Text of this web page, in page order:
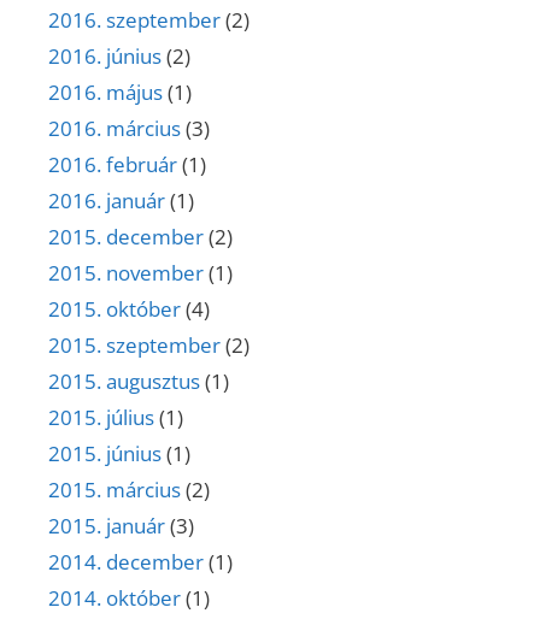
2016. szeptember(2)
2016. június(2)
2016. május(1)
2016. március(3)
2016. február(1)
2016. január(1)
2015. december(2)
2015. november(1)
2015. október(4)
2015. szeptember(2)
2015. augusztus(1)
2015. július(1)
2015. június(1)
2015. március(2)
2015. január(3)
2014. december(1)
2014. október(1)